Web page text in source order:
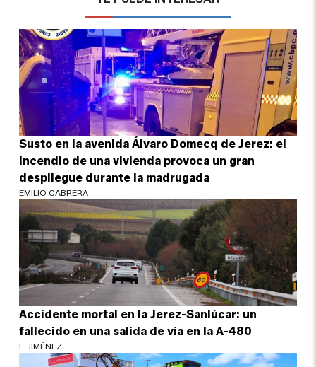
Susto en la avenida Álvaro Domecq de Jerez: el
incendio de una vivienda provoca un gran
despliegue durante la madrugada
EMILIO CABRERA
Accidente mortal en la Jerez-Sanlúcar: un
fallecido en una salida de vía en la A-480
F. JIMÉNEZ